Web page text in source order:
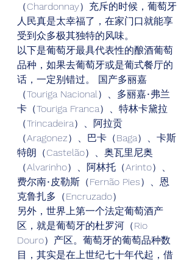
（Chardonnay）充斥的时候，葡萄牙
人民真是太幸福了，在家门口就能享
受到众多极其独特的风味。
以下是葡萄牙最具代表性的酿酒葡萄
品种，如果去葡萄牙或是葡式餐厅的
话，一定别错过。 国产多丽嘉
（Touriga Nacional）、多丽嘉•弗兰
卡（Touriga Franca）、特林卡黛拉
（Trincadeira）、阿拉贡
（Aragonez）、巴卡（Baga）、卡斯
特朗（Castelão）、奥瓦里尼奥
（Alvarinho）、阿林托（Arinto）、
费尔南•皮勒斯（Fernão Pies）、恩
克鲁扎多（Encruzado）
另外，世界上第一个法定葡萄酒产
区，就是葡萄牙的杜罗河（Rio
Douro）产区。葡萄牙的葡萄品种数
目，其实是在上世纪七十年代起，借